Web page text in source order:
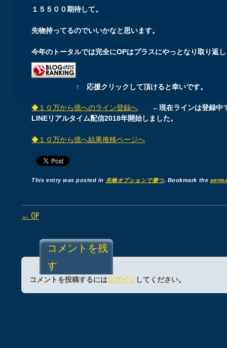
１５５００期待して。
先物持ってるのでいいかなと思います。
今年のトータルでは完全にOPはプラスにやっとなり取り返
↑ 応援クリックして頂けると幸いです。
◆１０万から億へのライン登録へ ←現在ラインは登録中
LINEリアルタイム配信2018年開始しました。
◆１０万から億へ結果推移ページへ
This entry was posted in 先物オプションで勝つ. Bookmark the
Post navigation
← OP
コメントを残
す
コメントを投稿するにはログインしてください。